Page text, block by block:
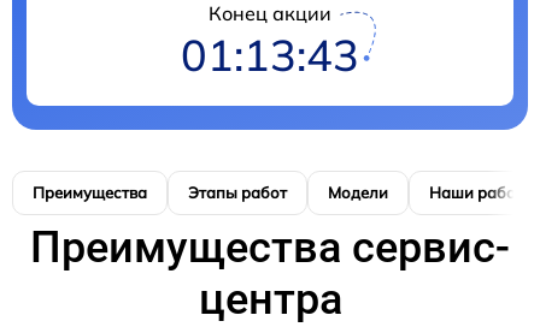
Конец акции
01:13:42
Преимущества Этапы работ Модели Наши работы
Преимущества сервис-
центра